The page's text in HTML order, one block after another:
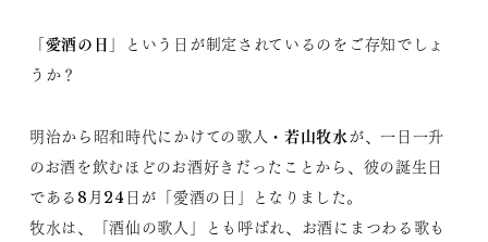
「愛酒の日 」という日が制定されているのをご存知でしょ
うか？
明治から昭和時代にかけての歌人・若山牧水が、一日一升
のお酒を飲むほどのお酒好きだったことから、彼の誕生日
である8月24日が「愛酒の日」となりました。
牧水は、「酒仙の歌人」とも呼ばれ、お酒にまつわる歌も